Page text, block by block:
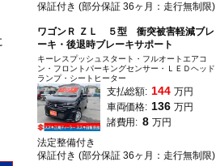
保証付き (部分保証 36ヶ月：走行無制限)
ワゴンＲ ＺＬ ５型 衝突被害軽減ブレ
ーキ・後退時ブレーキサポート
キーレスプッシュスタート・フルオートエアコ
ン・フロントパーキングセンサー・ＬＥＤヘッド
ランプ・シートヒーター
支払総額: 144 万円
車両価格: 136 万円
諸費用: 8 万円
法定整備付き
保証付き (部分保証 36ヶ月：走行無制限)